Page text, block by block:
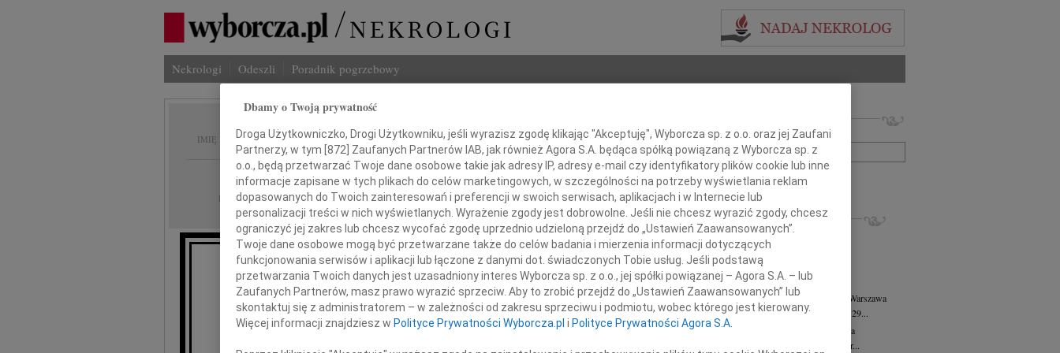
Nekrologi Odeszli Poradnik pogrzebowy
IMIĘ I NAZWISKO: Dorota Okrasa
REGION: Warszawa
DATA EMISJI: 04.03.2010
Żegnamy naszą drogą Koleżankę
dr Dorotę Okrasę
Imię i nazwisko lub numer ogłoszenia:
+ szukanie zaawansowane
INNE NEKROLOGI
07.08.2026Warszawa
Dziekanie Wydziału dr hab. Julii Kubisie,...
07.08.2026Warszawa
Naszej kochanej i dzielnej Marylce Butruk...
Jacek Tadeusz Duniec wiek: 79
Warszawa
Z wielkim żalem przyjęliśmy wiadomość, że 29...
Małgorzata Kościelska
Warszawa
W dniu 3 sierpnia 2026 roku zmarła Profesor...
Dbamy o Twoją prywatność
Droga Użytkowniczko, Drogi Użytkowniku, jeśli wyrazisz zgodę klikając "Akceptuję", Wyborcza sp. z o.o. oraz jej Zaufani
Partnerzy, w tym [ 872 ] Zaufanych Partnerów IAB, jak również Agora S.A. będąca spółką powiązaną z Wyborcza sp. z
o.o., będą przetwarzać Twoje dane osobowe takie jak adresy IP, adresy e-mail czy identyfikatory plików cookie lub inne
informacje zapisane w tych plikach do celów marketingowych, w szczególności na potrzeby wyświetlania reklam
dopasowanych do Twoich zainteresowań i preferencji w swoich serwisach, aplikacjach i w Internecie lub
personalizacji treści w nich wyświetlanych. Wyrażenie zgody jest dobrowolne. Jeśli nie chcesz wyrazić zgody, chcesz
ograniczyć jej zakres lub chcesz wycofać zgodę uprzednio udzieloną przejdź do „Ustawień Zaawansowanych”.
Twoje dane osobowe mogą być przetwarzane także do celów badania i mierzenia informacji dotyczących
funkcjonowania serwisów i aplikacji lub łączone z danymi dot. świadczonych Tobie usług. Jeśli podstawą
przetwarzania Twoich danych jest uzasadniony interes Wyborcza sp. z o.o., jej spółki powiązanej – Agora S.A. – lub
Zaufanych Partnerów, masz prawo wyrazić sprzeciw. Aby to zrobić przejdź do „Ustawień Zaawansowanych” lub
skontaktuj się z administratorem – w zależności od zakresu sprzeciwu i podmiotu, wobec którego jest kierowany.
Więcej informacji znajdziesz w Polityce Prywatności Wyborcza.pl i Polityce Prywatności Agora S.A.